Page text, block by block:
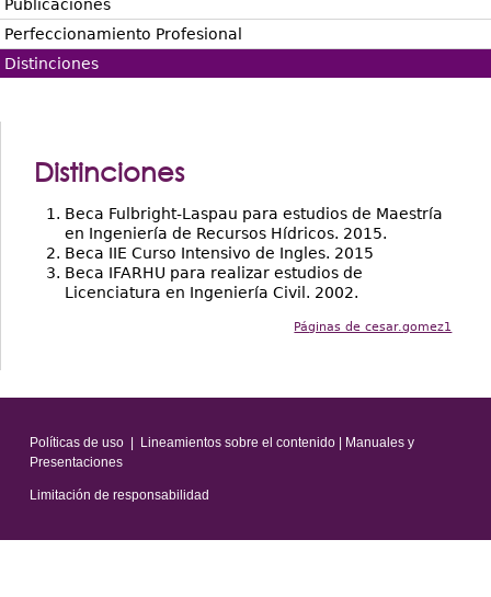
v
Publicaciones
Perfeccionamiento Profesional
Distinciones
Distinciones
Beca Fulbright-Laspau para estudios de Maestría
en Ingeniería de Recursos Hídricos. 2015.
Beca IIE Curso Intensivo de Ingles. 2015
Beca IFARHU para realizar estudios de
Licenciatura en Ingeniería Civil. 2002.
Páginas de cesar.gomez1
Políticas de uso| Lineamientos sobre el contenido|
Manuales y
Presentaciones
Limitación de responsabilidad